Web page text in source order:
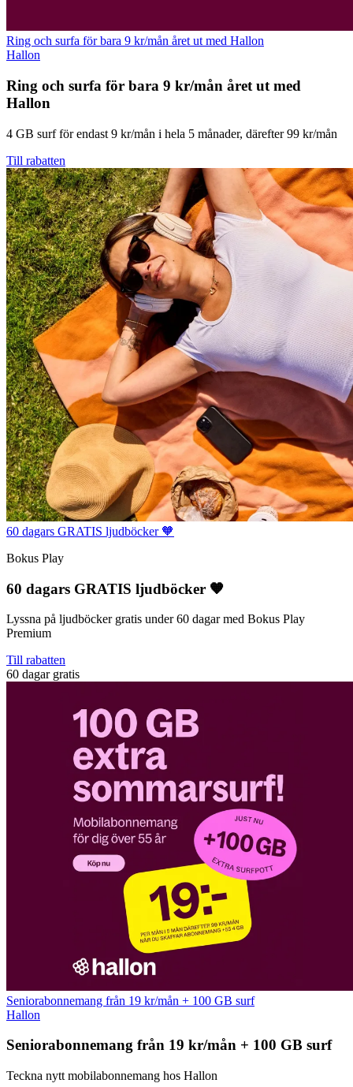
Ring och surfa för bara 9 kr/mån året ut med Hallon
Hallon
Ring och surfa för bara 9 kr/mån året ut med
Hallon
4 GB surf för endast 9 kr/mån i hela 5 månader, därefter 99 kr/mån
Till rabatten
60 dagars GRATIS ljudböcker 🧡
Bokus Play
60 dagars GRATIS ljudböcker 🧡
Lyssna på ljudböcker gratis under 60 dagar med Bokus Play
Premium
Till rabatten
60 dagar gratis
Seniorabonnemang från 19 kr/mån + 100 GB surf
Hallon
Seniorabonnemang från 19 kr/mån + 100 GB surf
Teckna nytt mobilabonnemang hos Hallon